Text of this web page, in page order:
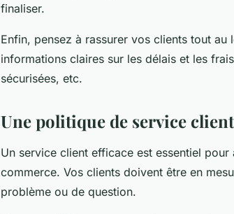
finaliser.
Enfin, pensez à rassurer vos clients tout au
informations claires sur les délais et les
sécurisées, etc.
Une politique de service
Un service client efficace est essentiel
commerce. Vos clients doivent être en
problème ou de question.